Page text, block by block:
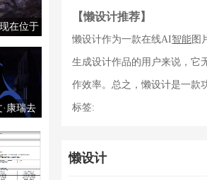
在位于
。
康瑞去
【懒设计推荐】
懒设计作为一款在线AI智能图
生成设计作品的用户来说，它
作效率。总之，懒设计是一款
标签:
懒设计